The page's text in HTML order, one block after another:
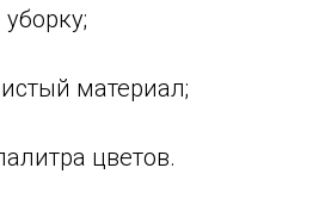
материал;
цветов.